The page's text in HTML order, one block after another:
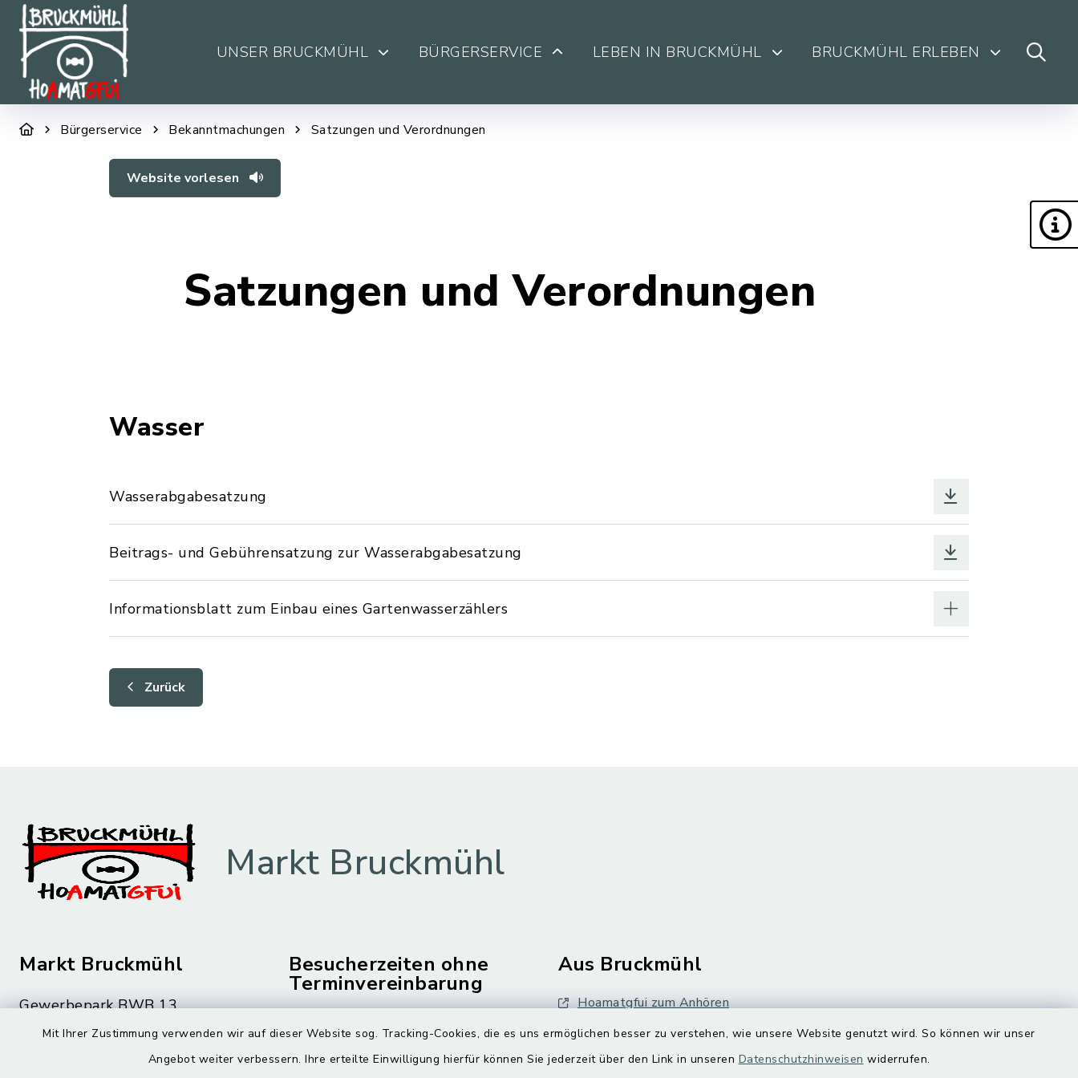
Mit Ihrer Zustimmung verwenden wir auf dieser Website sog. Tracking-Cookies, die es uns ermöglichen besser zu verstehen, wie unsere Website genutzt wird. So können wir unser
Angebot weiter verbessern. Ihre erteilte Einwilligung hierfür können Sie jederzeit über den Link in unseren Datenschutzhinweisen widerrufen.
UNSER BRUCKMÜHL BÜRGERSERVICE LEBEN IN BRUCKMÜHL BRUCKMÜHL ERLEBEN
Bürgerservice Bekanntmachungen Satzungen und Verordnungen
Website vorlesen
Satzungen und Verordnungen
Wasser
Wasserabgabesatzung
Beitrags- und Gebührensatzung zur Wasserabgabesatzung
Informationsblatt zum Einbau eines Gartenwasserzählers
Zurück
Markt Bruckmühl
Markt Bruckmühl
Gewerbepark BWB 13
83052 Bruckmühl
Besucherzeiten ohne
Terminvereinbarung
Aus Bruckmühl
Hoamatgfui zum Anhören
Digitaler Ortsplan